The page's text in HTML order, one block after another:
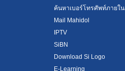
ค้นหาเบอร์โทรศัพท์ภายใน
Mail Mahidol
IPTV
SiBN
Download Si Logo
E-Learning